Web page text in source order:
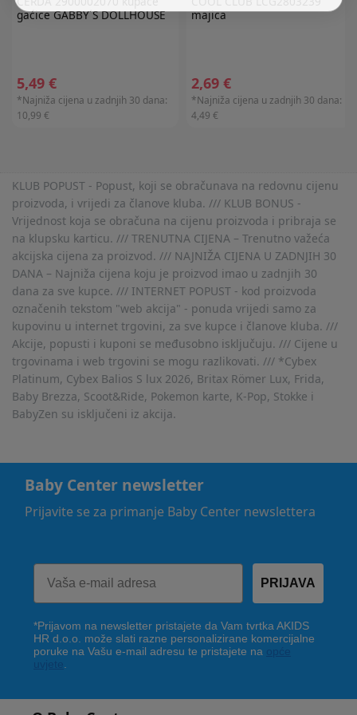
gaćice GABBY´S DOLLHOUSE
5,49 €
*Najniža cijena u zadnjih 30 dana:
10,99 €
majica
2,69 €
*Najniža cijena u zadnjih 30 dana:
4,49 €
KLUB POPUST - Popust, koji se obračunava na redovnu cijenu
proizvoda, i vrijedi za članove kluba. /// KLUB BONUS -
Vrijednost koja se obračuna na cijenu proizvoda i pribraja se
na klupsku karticu. /// TRENUTNA CIJENA – Trenutno važeća
akcijska cijena za proizvod. /// NAJNIŽA CIJENA U ZADNJIH 30
DANA – Najniža cijena koju je proizvod imao u zadnjih 30
dana za sve kupce. /// INTERNET POPUST - kod proizvoda
označenih tekstom "web akcija" - ponuda vrijedi samo za
kupovinu u internet trgovini, za sve kupce i članove kluba. ///
Akcije, popusti i kuponi se međusobno isključuju. /// Cijene u
trgovinama i web trgovini se mogu razlikovati. /// *Cybex
Platinum, Cybex Balios S lux 2026, Britax Römer Lux, Frida,
Baby Brezza, Scoot&Ride, Pokemon karte, K-Pop, Stokke i
BabyZen su isključeni iz akcija.
Baby Center newsletter
Prijavite se za primanje Baby Center newslettera
PRIJAVA
*Prijavom na newsletter pristajete da Vam tvrtka AKIDS
HR d.o.o. može slati razne personalizirane komercijalne
poruke na Vašu e-mail adresu te pristajete na